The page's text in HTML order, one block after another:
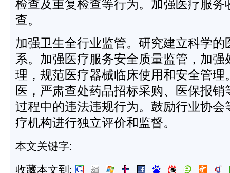
检查及重复检查等行为。加强医疗服
查。
加强卫生全行业监管。研究建立科学
系。加强医疗服务安全质量监管，加
理，规范医疗器械临床使用和安全管
医，严肃查处药品招标采购、医保报
过程中的违法违规行为。鼓励行业协
疗机构进行独立评价和监督。
本文关键字:
收藏本文到: